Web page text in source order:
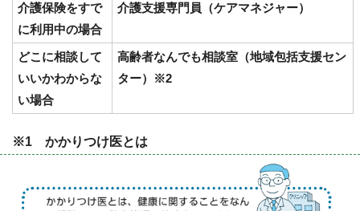
介護保険をすで
に利用中の場合
介護支援専門員（ケアマネジャー）
どこに相談して
いいかわからな
い場合
高齢者なんでも相談室（地域包括支援セン
ター）※2
※1 かかりつけ医とは